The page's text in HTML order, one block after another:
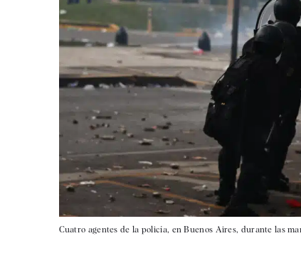
Cuatro agentes de la policía, en Buenos Aires, durante las